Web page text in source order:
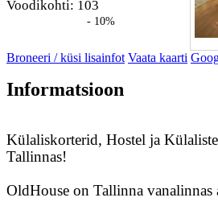
Voodikohti: 103
- 10%
Broneeri / küsi lisainfot Vaata kaarti
Informatsioon
Külaliskorterid, Hostel ja
Tallinnas!
OldHouse on Tallinna vanalinnas